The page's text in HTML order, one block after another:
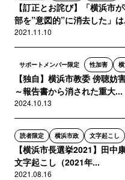
【訂正とお詫び】「横浜市
部を”意図的”に消去した」
2021.11.10
サポートメンバー限定 性加害
【独自】横浜市教委 傍聴妨
～報告書から消された重大...
2024.10.13
読者限定 横浜市政 文字起こし
【横浜市長選挙2021】田中
文字起こし（2021年...
2021.08.16